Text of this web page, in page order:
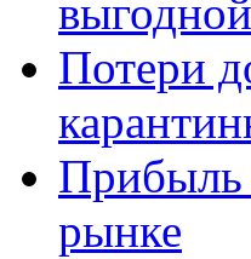
Потери
Прибыль
рынке